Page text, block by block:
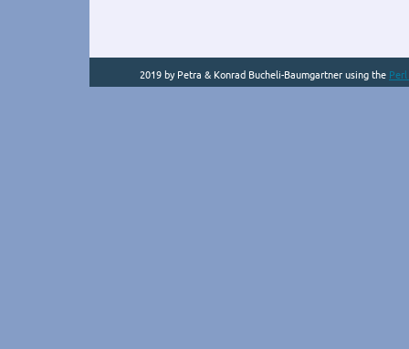
2019 by Petra & Konrad Bucheli-Baumgartner using the